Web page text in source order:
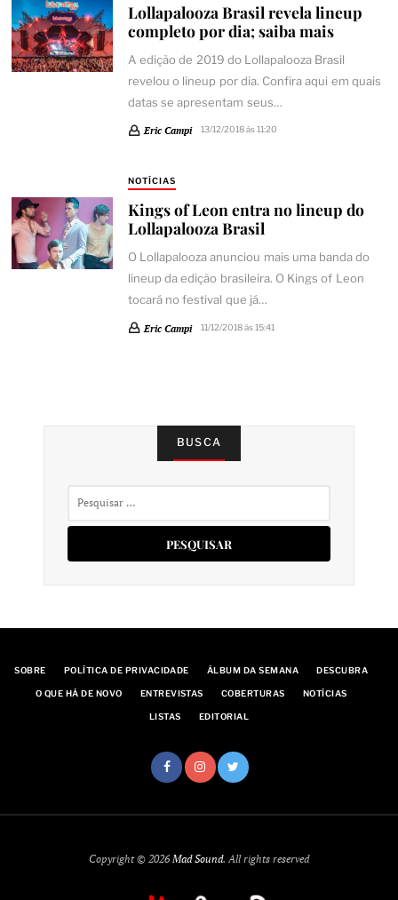
Lollapalooza Brasil revela lineup
completo por dia; saiba mais
A edição de 2019 do Lollapalooza Brasil
revelou o lineup por dia. Confira aqui em quais
datas se apresentam seus…
Eric Campi 13/12/2018 às 11:20
NOTÍCIAS
Kings of Leon entra no lineup do
Lollapalooza Brasil
O Lollapalooza anunciou mais uma banda do
lineup da edição brasileira. O Kings of Leon
tocará no festival que já…
Eric Campi 11/12/2018 às 15:41
BUSCA
SOBRE POLÍTICA DE PRIVACIDADE ÁLBUM DA SEMANA DESCUBRA
O QUE HÁ DE NOVO ENTREVISTAS COBERTURAS NOTÍCIAS
LISTAS EDITORIAL
Copyright © 2026Mad Sound. All rights reserved